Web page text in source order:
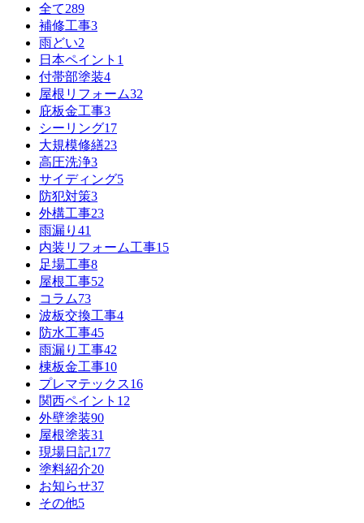
全て289
補修工事3
雨どい2
日本ペイント 1
付帯部塗装4
屋根リフォーム32
庇板金工事3
シーリング17
大規模修繕23
高圧洗浄3
サイディング5
防犯対策3
外構工事23
雨漏り 41
内装リフォーム工事15
足場工事8
屋根工事52
コラム73
波板交換工事4
防水工事45
雨漏り工事42
棟板金工事10
プレマテックス16
関西ペイント 12
外壁塗装90
屋根塗装31
現場日記177
塗料紹介20
お知らせ37
その他5